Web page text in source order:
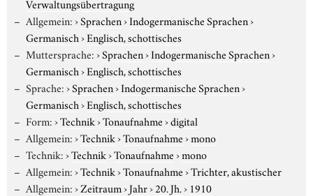
Verwaltungsübertragung
Allgemein:›Sprachen›Indogermanische Sprachen›
Germanisch›Englisch, schottisches
Muttersprache:›Sprachen›Indogermanische Sprachen›
Germanisch›Englisch, schottisches
Sprache:›Sprachen›Indogermanische Sprachen›
Germanisch›Englisch, schottisches
Form:›Technik›Tonaufnahme›digital
Allgemein:›Technik›Tonaufnahme›mono
Technik:›Technik›Tonaufnahme›mono
Allgemein:›Technik›Tonaufnahme›Trichter, akustischer
Allgemein:›Zeitraum›Jahr›20. Jh.› 1910